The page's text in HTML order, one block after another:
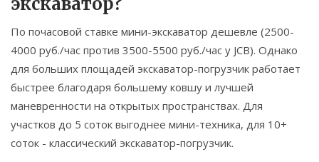
По почасовой ставке мини-экскаватор дешевле (2500-
4000 руб./час против 3500-5500 руб./час у JCB). Однако
для больших площадей экскаватор-погрузчик работает
быстрее благодаря большему ковшу и лучшей
маневренности на открытых пространствах. Для
участков до 5 соток выгоднее мини-техника, для 10+
соток - классический экскаватор-погрузчик.